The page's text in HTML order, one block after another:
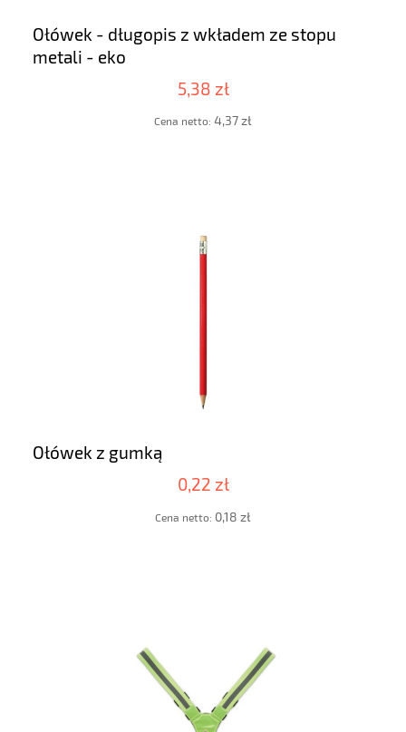
Ołówek - długopis z wkładem ze stopu
metali - eko
5,38 zł
Cena netto: 4,37 zł
Ołówek z gumką
0,22 zł
Cena netto: 0,18 zł